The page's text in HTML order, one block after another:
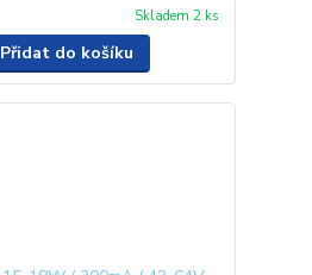
Skladem 2 ks
Přidat do košíku